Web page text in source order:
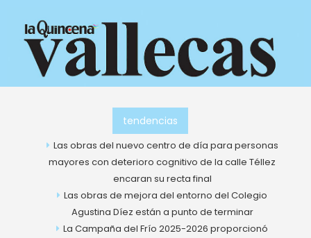
contenido
tendencias
Las obras del nuevo centro de día para personas
mayores con deterioro cognitivo de la calle Téllez
encaran su recta final
Las obras de mejora del entorno del Colegio
Agustina Díez están a punto de terminar
La Campaña del Frío 2025-2026 proporcionó